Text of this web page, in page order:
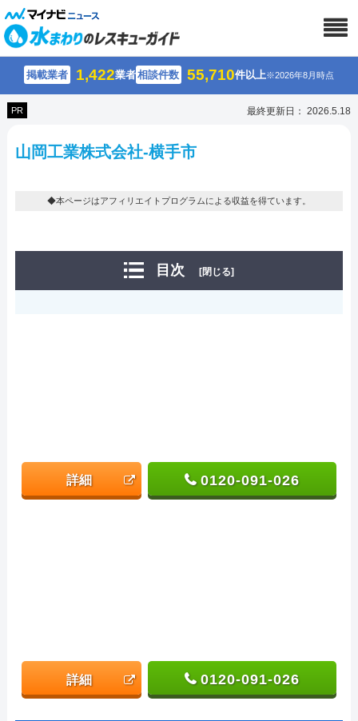
掲載業者 1,422業者相談件数 55,710件以上※2026年8月時点
PR 最終更新日： 2026.5.18
山岡工業株式会社-横手市
◆本ページはアフィリエイトプログラムによる収益を得ています。
目次 [閉じる]
詳細 0120-091-026
詳細 0120-091-026